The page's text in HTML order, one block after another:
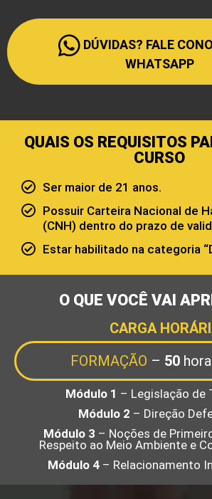
DÚVIDAS? FALE
WHATSAPP
QUAIS OS REQUISITOS
CURSO
Ser maior de 21 anos.
Possuir Carteira Nacional de
(CNH) dentro do prazo de
Estar habilitado na categoria
O QUE VOCÊ VAI
CARGA
FORMAÇÃO – 50
Módulo 1 – Legislação de
Módulo 2 – Direção
Módulo 3 – Noções de
Respeito ao Meio Ambiente e
Módulo 4 – Relacionamento